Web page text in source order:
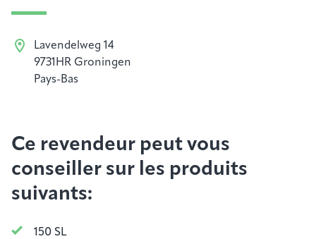
Lavendelweg 14
9731HR Groningen
Pays-Bas
Ce revendeur peut vous
conseiller sur les produits
suivants:
150 SL